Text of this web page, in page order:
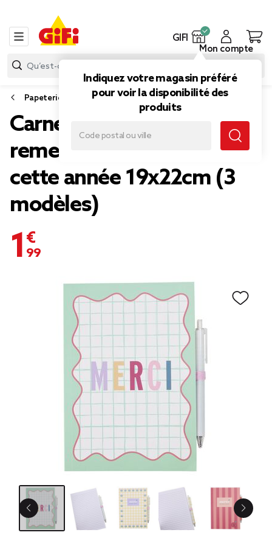
GIFI
Indiquez votre magasin préféré
pour voir la disponibilité des
produits
Mon compte
Papeterie et fournitures bureau
Carnet de notes
remerciement Merci pour
cette année 19x22cm (3
modèles)
1,99 €